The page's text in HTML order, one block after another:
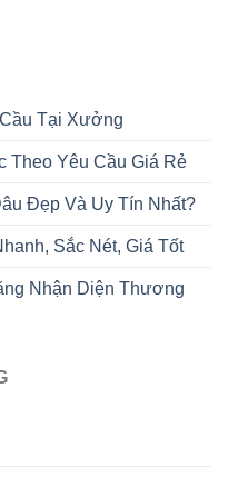
Tại Xưởng
Theo Yêu Cầu Giá Rẻ
Đẹp Và Uy Tín Nhất?
Sắc Nét, Giá Tốt
Nhận Diện Thương